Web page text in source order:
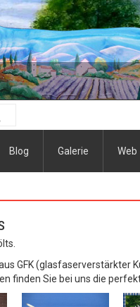
Blog Galerie Web
GFK (glasfaserverstärkter
finden Sie bei uns die